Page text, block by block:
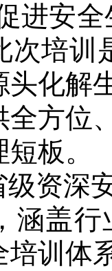
进安
次培训
头化解
全方位
板。
资深
涵盖
培训体